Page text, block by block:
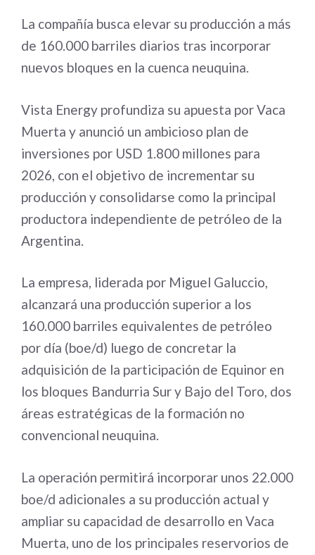
La compañía busca elevar su producción a más
de 160.000 barriles diarios tras incorporar
nuevos bloques en la cuenca neuquina.
Vista Energy profundiza su apuesta por Vaca
Muerta y anunció un ambicioso plan de
inversiones por USD 1.800 millones para
2026, con el objetivo de incrementar su
producción y consolidarse como la principal
productora independiente de petróleo de la
Argentina.
La empresa, liderada por Miguel Galuccio,
alcanzará una producción superior a los
160.000 barriles equivalentes de petróleo
por día (boe/d) luego de concretar la
adquisición de la participación de Equinor en
los bloques Bandurria Sur y Bajo del Toro, dos
áreas estratégicas de la formación no
convencional neuquina.
La operación permitirá incorporar unos 22.000
boe/d adicionales a su producción actual y
ampliar su capacidad de desarrollo en Vaca
Muerta, uno de los principales reservorios de